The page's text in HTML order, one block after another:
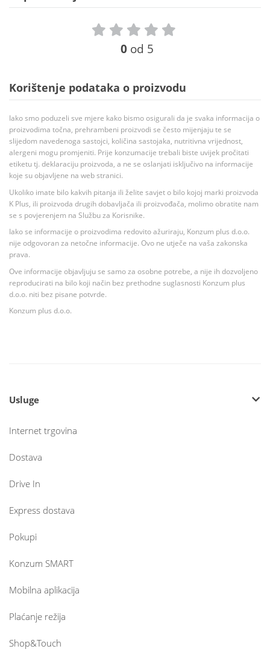
0 od 5
Korištenje podataka o proizvodu
Iako smo poduzeli sve mjere kako bismo osigurali da je svaka informacija o
proizvodima točna, prehrambeni proizvodi se često mijenjaju te se
slijedom navedenoga sastojci, količina sastojaka, nutritivna vrijednost,
alergeni mogu promjeniti. Prije konzumacije trebali biste uvijek pročitati
etiketu tj. deklaraciju proizvoda, a ne se oslanjati isključivo na informacije
koje su objavljene na web stranici.
Ukoliko imate bilo kakvih pitanja ili želite savjet o bilo kojoj marki proizvoda
K Plus, ili proizvoda drugih dobavljača ili proizvođača, molimo obratite nam
se s povjerenjem na Službu za Korisnike.
Iako se informacije o proizvodima redovito ažuriraju, Konzum plus d.o.o.
nije odgovoran za netočne informacije. Ovo ne utječe na vaša zakonska
prava.
Ove informacije objavljuju se samo za osobne potrebe, a nije ih dozvoljeno
reproducirati na bilo koji način bez prethodne suglasnosti Konzum plus
d.o.o. niti bez pisane potvrde.
Konzum plus d.o.o.
Usluge
Internet trgovina
Dostava
Drive In
Express dostava
Pokupi
Konzum SMART
Mobilna aplikacija
Plaćanje režija
Shop&Touch